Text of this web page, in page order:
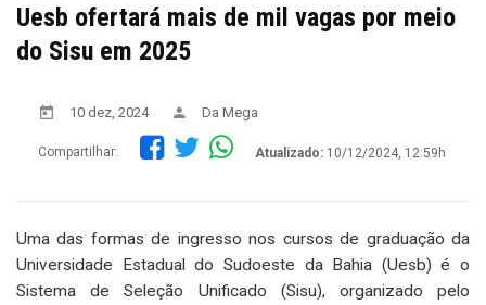
Uesb ofertará mais de mil vagas por meio
do Sisu em 2025
10 dez, 2024 Da Mega
Compartilhar: Atualizado: 10/12/2024, 12:59h
Uma das formas de ingresso nos cursos de graduação da
Universidade Estadual do Sudoeste da Bahia (Uesb) é o
Sistema de Seleção Unificado (Sisu), organizado pelo